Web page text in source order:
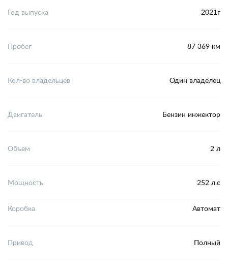
Год выпуска 2021г
Пробег 87 369 км
Кол-во владельцев Один владелец
Двигатель Бензин инжектор
Объем 2 л
Мощность 252 л.с
Коробка Автомат
Привод Полный